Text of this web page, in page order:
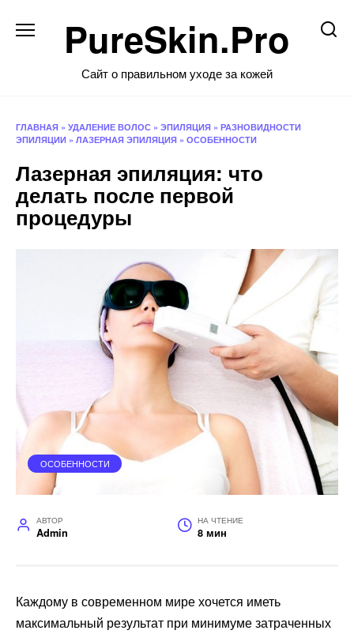
содержаниюPureSkin.Pro
Сайт о правильном уходе за кожей
ГЛАВНАЯ » УДАЛЕНИЕ ВОЛОС » ЭПИЛЯЦИЯ » РАЗНОВИДНОСТИ
ЭПИЛЯЦИИ » ЛАЗЕРНАЯ ЭПИЛЯЦИЯ » ОСОБЕННОСТИ
Лазерная эпиляция: что
делать после первой
процедуры
ОСОБЕННОСТИ
АВТОР
Admin
НА ЧТЕНИЕ
8 мин
Каждому в современном мире хочется иметь
максимальный результат при минимуме затраченных